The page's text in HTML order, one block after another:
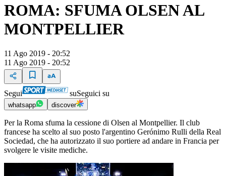
ROMA: SFUMA OLSEN AL
MONTPELLIER
11 Ago 2019 - 20:52
11 Ago 2019 - 20:52
Segui suSeguici su
whatsapp discover
Per la Roma sfuma la cessione di Olsen al Montpellier. Il club
francese ha scelto al suo posto l'argentino Gerónimo Rulli della Real
Sociedad, che ha autorizzato il suo portiere ad andare in Francia per
svolgere le visite mediche.